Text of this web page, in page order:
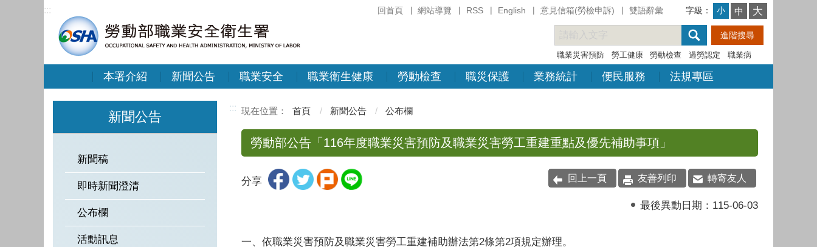
回首頁 網站導覽 RSS English 意見信箱(勞檢申訴) 雙語辭彙
::: 字級： 小 中 大
職業災害預防 勞工健康 勞動檢查 過勞認定 職業病
本署介紹 新聞公告 職業安全 職業衛生健康 勞動檢查 職災保護 業務統計 便民服務 法規專區
新聞公告
新聞稿
即時新聞澄清
公布欄
活動訊息
::: 首頁 新聞公告 公布欄
勞動部公告「116年度職業災害預防及職業災害勞工重建重點及優先補助事項」
分享 回上一頁 友善列印 轉寄友人
最後異動日期： 115-06-03
一、依職業災害預防及職業災害勞工重建補助辦法第2條第2項規定辦理。